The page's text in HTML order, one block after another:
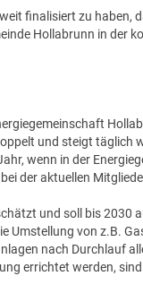
finalisiert zu haben,
Hollabrunn in der
und steigt täglich
wenn in der
der aktuellen
und soll bis 2030
Umstellung von z.B.
nach Durchlauf
errichtet werden, sind